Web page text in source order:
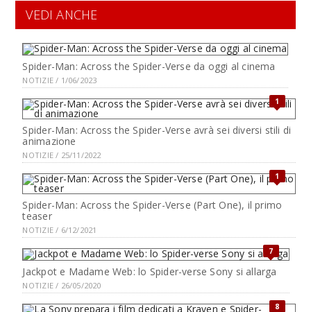
VEDI ANCHE
Spider-Man: Across the Spider-Verse da oggi al cinema
NOTIZIE / 1/06/2023
1
Spider-Man: Across the Spider-Verse avrà sei diversi stili di
animazione
NOTIZIE / 25/11/2022
1
Spider-Man: Across the Spider-Verse (Part One), il primo
teaser
NOTIZIE / 6/12/2021
7
Jackpot e Madame Web: lo Spider-verse Sony si allarga
NOTIZIE / 26/05/2020
8